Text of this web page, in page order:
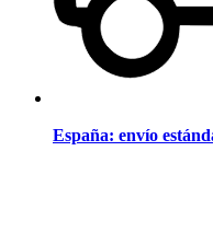
España: envío